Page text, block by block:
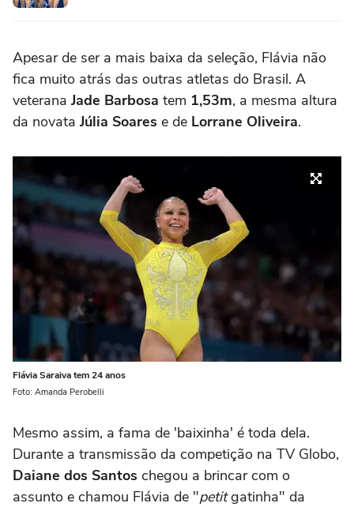
Apesar de ser a mais baixa da seleção, Flávia não
fica muito atrás das outras atletas do Brasil. A
veterana Jade Barbosa tem 1,53m, a mesma altura
da novata Júlia Soares e de Lorrane Oliveira.
Flávia Saraiva tem 24 anos
Foto: Amanda Perobelli
Mesmo assim, a fama de 'baixinha' é toda dela.
Durante a transmissão da competição na TV Globo,
Daiane dos Santos chegou a brincar com o
assunto e chamou Flávia de "petitgatinha" da